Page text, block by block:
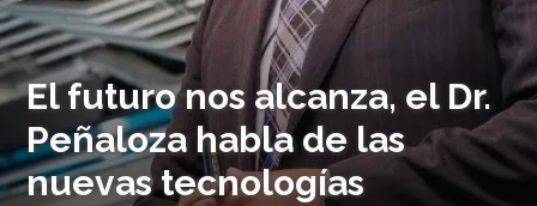
El futuro nos alcanza, el Dr.
Peñaloza habla de las
nuevas tecnologías